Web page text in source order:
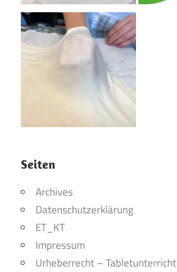
Seiten
Archives
Datenschutzerklärung
ET_KT
Impressum
Urheberrecht – Tabletunterricht